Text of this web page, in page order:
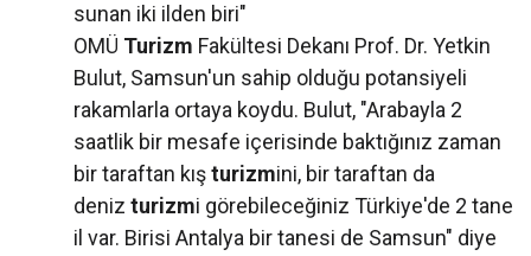
sunan iki ilden biri"
OMÜ Turizm Fakültesi Dekanı Prof. Dr. Yetkin
Bulut, Samsun'un sahip olduğu potansiyeli
rakamlarla ortaya koydu. Bulut, "Arabayla 2
saatlik bir mesafe içerisinde baktığınız zaman
bir taraftan kışturizmini, bir taraftan da
deniz turizmi görebileceğiniz Türkiye'de 2 tane
il var. Birisi Antalya bir tanesi de Samsun" diye